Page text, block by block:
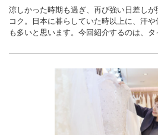
涼しかった時期も過ぎ、再び強い日差し
コク。日本に暮らしていた時以上に、汗
も多いと思います。今回紹介するのは、